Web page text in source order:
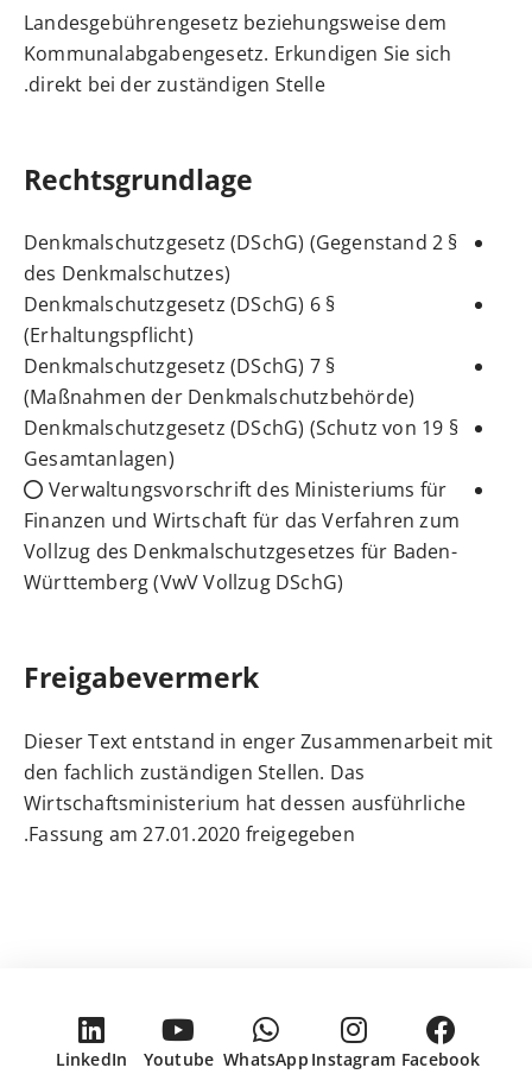
Landesgebührengesetz beziehungsweise dem
Kommunalabgabengesetz. Erkundigen Sie sich
direkt bei der zuständigen Stelle.
Rechtsgrundlage
§ 2 Denkmalschutzgesetz (DSchG) (Gegenstand
des Denkmalschutzes)
§ 6 Denkmalschutzgesetz (DSchG)
(Erhaltungspflicht)
§ 7 Denkmalschutzgesetz (DSchG)
(Maßnahmen der Denkmalschutzbehörde)
§ 19 Denkmalschutzgesetz (DSchG) (Schutz von
Gesamtanlagen)
Verwaltungsvorschrift des Ministeriums für
Finanzen und Wirtschaft für das Verfahren zum
Vollzug des Denkmalschutzgesetzes für Baden-
Württemberg (VwV Vollzug DSchG)
Freigabevermerk
Dieser Text entstand in enger Zusammenarbeit mit
den fachlich zuständigen Stellen. Das
Wirtschaftsministerium hat dessen ausführliche
Fassung am 27.01.2020 freigegeben.
Facebook
Instagram
WhatsApp
Youtube
LinkedIn